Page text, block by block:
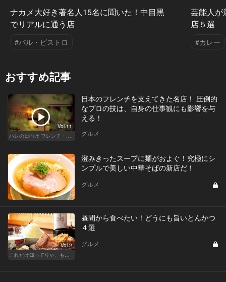
ナカメ大好き著名人15名に聞いた！中目黒
でリアルに通う店
#バル・ビストロ
芸能人が
店５選
#カレー
おすすめ記事
Vol.11
ハレの日向け フレンチ・高級店
日本のフレンチを支えてきた名店！ 圧倒的
なプロの技は、自身の仕事観にも影響を与
える！
グルメ
澄みきったスープに麺がおよぐ！究極にシ
ンプルで美しい中華そばの新店だ！
グルメ
Vol.2
これだけ知ってりゃ、もはや『通』！ 東カレ厳選とんかつ特集
昼間から食べたい！どうにも旨いとんかつ
４選
グルメ